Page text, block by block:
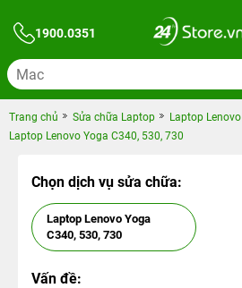
1900.0351
Trang chủ Sửa chữa Laptop Laptop Lenovo
Laptop Lenovo Yoga C340, 530, 730
Chọn dịch vụ sửa chữa:
Laptop Lenovo Yoga
C340, 530, 730
Vấn đề: